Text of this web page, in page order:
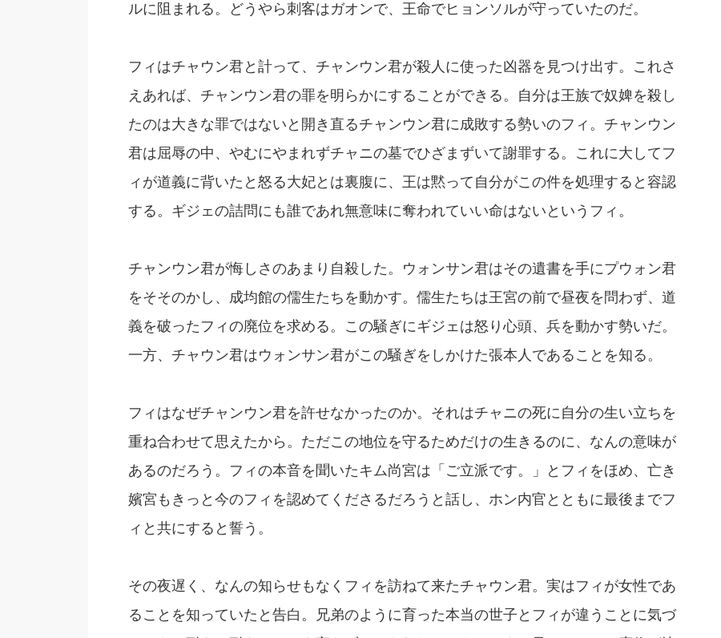
ルに阻まれる。どうやら刺客はガオンで、王命でヒョンソルが守っていたのだ。
フィはチャウン君と計って、チャンウン君が殺人に使った凶器を見つけ出す。これさ
えあれば、チャンウン君の罪を明らかにすることができる。自分は王族で奴婢を殺し
たのは大きな罪ではないと開き直るチャンウン君に成敗する勢いのフィ。チャンウン
君は屈辱の中、やむにやまれずチャニの墓でひざまずいて謝罪する。これに大してフ
ィが道義に背いたと怒る大妃とは裏腹に、王は黙って自分がこの件を処理すると容認
する。ギジェの詰問にも誰であれ無意味に奪われていい命はないというフィ。
チャンウン君が悔しさのあまり自殺した。ウォンサン君はその遺書を手にプウォン君
をそそのかし、成均館の儒生たちを動かす。儒生たちは王宮の前で昼夜を問わず、道
義を破ったフィの廃位を求める。この騒ぎにギジェは怒り心頭、兵を動かす勢いだ。
一方、チャウン君はウォンサン君がこの騒ぎをしかけた張本人であることを知る。
フィはなぜチャンウン君を許せなかったのか。それはチャニの死に自分の生い立ちを
重ね合わせて思えたから。ただこの地位を守るためだけの生きるのに、なんの意味が
あるのだろう。フィの本音を聞いたキム尚宮は「ご立派です。」とフィをほめ、亡き
嬪宮もきっと今のフィを認めてくださるだろうと話し、ホン内官とともに最後までフ
ィと共にすると誓う。
その夜遅く、なんの知らせもなくフィを訪ねて来たチャウン君。実はフィが女性であ
ることを知っていたと告白。兄弟のように育った本当の世子とフィが違うことに気づ